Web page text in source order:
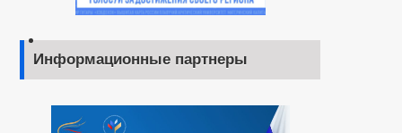
Информационные партнеры